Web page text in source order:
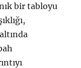
bir tabloyu